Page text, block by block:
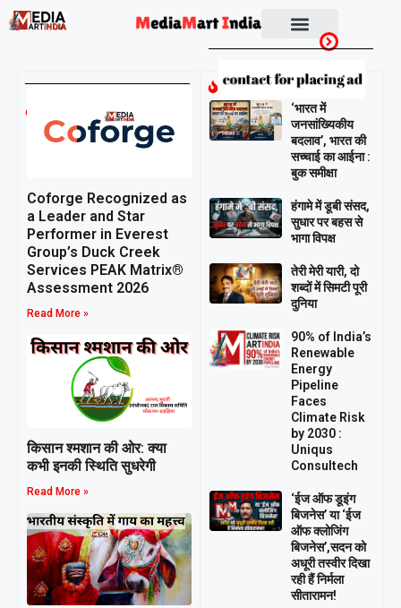
2026
Coforge Recognized as
a Leader and Star
Performer in Everest
Group’s Duck Creek
Services PEAK Matrix®
Assessment 2026
Read More »
किसान श्मशान की ओर: क्या
कभी इनकी स्थिति सुधरेगी
Read More »
Breaking
‘भारत में
जनसांख्यिकीय
बदलाव’, भारत की
सच्चाई का आईना :
बुक समीक्षा
हंगामे में डूबी संसद,
सुधार पर बहस से
भागा विपक्ष
तेरी मेरी यारी, दो
शब्दों में सिमटी पूरी
दुनिया
90% of India’s
Renewable
Energy
Pipeline
Faces
Climate Risk
by 2030 :
Uniqus
Consultech
‘ईज ऑफ डूइंग
बिजनेस’ या ‘ईज
ऑफ क्लोजिंग
बिजनेस’,सदन को
अधूरी तस्वीर दिखा
रही हैं निर्मला
सीतारामन!